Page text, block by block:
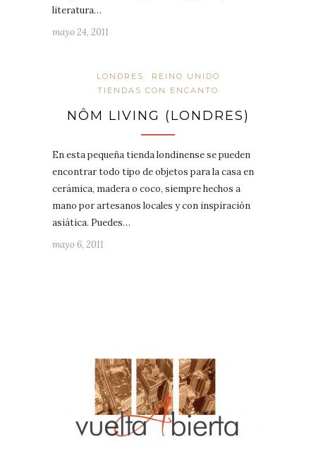
literatura…
mayo 24, 2011
LONDRES
REINO UNIDO
TIENDAS CON ENCANTO
NÔM LIVING (LONDRES)
En esta pequeña tienda londinense se pueden
encontrar todo tipo de objetos para la casa en
cerámica, madera o coco, siempre hechos a
mano por artesanos locales y con inspiración
asiática. Puedes…
mayo 6, 2011